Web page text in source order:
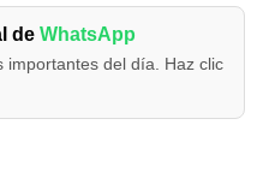
deWhatsApp
importantes del día. Haz clic